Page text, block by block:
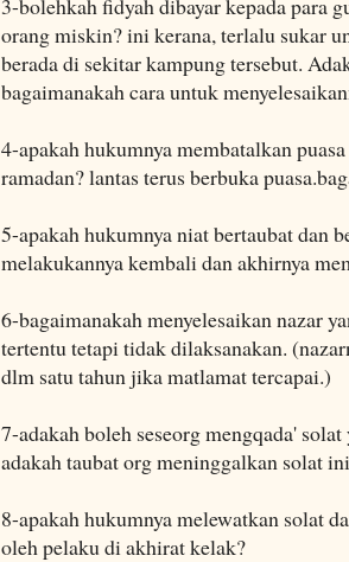
3-bolehkah fidyah dibayar kepada para
orang miskin? ini kerana, terlalu sukar
berada di sekitar kampung tersebut.
bagaimanakah cara untuk
4-apakah hukumnya membatalkan
ramadan? lantas terus berbuka
5-apakah hukumnya niat bertaubat dan
melakukannya kembali dan akhirnya
6-bagaimanakah menyelesaikan nazar
tertentu tetapi tidak dilaksanakan.
dlm satu tahun jika matlamat tercapai.)
7-adakah boleh seseorg mengqada'
adakah taubat org meninggalkan solat
8-apakah hukumnya melewatkan solat
oleh pelaku di akhirat kelak?